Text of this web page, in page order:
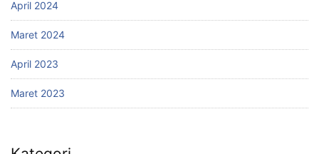
April 2024
Maret 2024
April 2023
Maret 2023